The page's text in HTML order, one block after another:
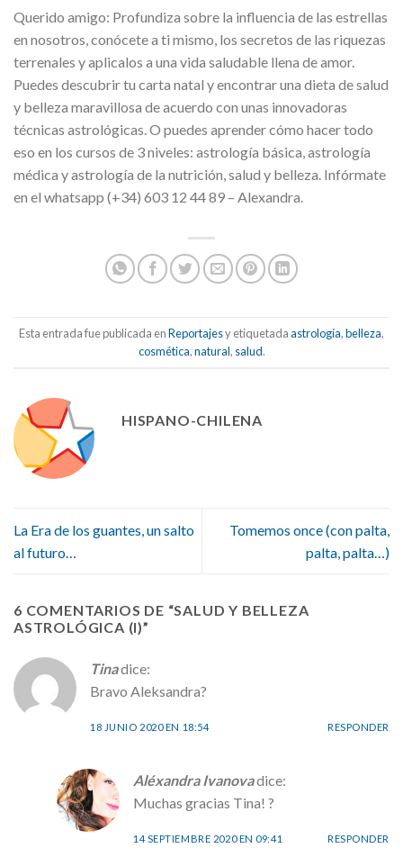
Querido amigo: Profundiza sobre la influencia de las estrellas
en nosotros, conócete a ti mismo, los secretos de las riquezas
terrenales y aplicalos a una vida saludable llena de amor.
Puedes descubrir tu carta natal y encontrar una dieta de salud
y belleza maravillosa de acuerdo con unas innovadoras
técnicas astrológicas. O puedes aprender cómo hacer todo
eso en los cursos de 3 niveles: astrología básica, astrología
médica y astrología de la nutrición, salud y belleza. Infórmate
en el whatsapp (+34) 603 12 44 89 – Alexandra.
Esta entrada fue publicada enReportajesy etiquetadaastrología,belleza,
cosmética,natural, salud.
HISPANO-CHILENA
La Era de los guantes, un salto
al futuro…
Tomemos once (con palta,
palta, palta…)
6 COMENTARIOS DE “SALUD Y BELLEZA
ASTROLÓGICA (I)”
Tinadice:
Bravo Aleksandra?
18 JUNIO 2020 EN 18:54 RESPONDER
Aléxandra Ivanovadice:
Muchas gracias Tina! ?
14 SEPTIEMBRE 2020 EN 09:41 RESPONDER